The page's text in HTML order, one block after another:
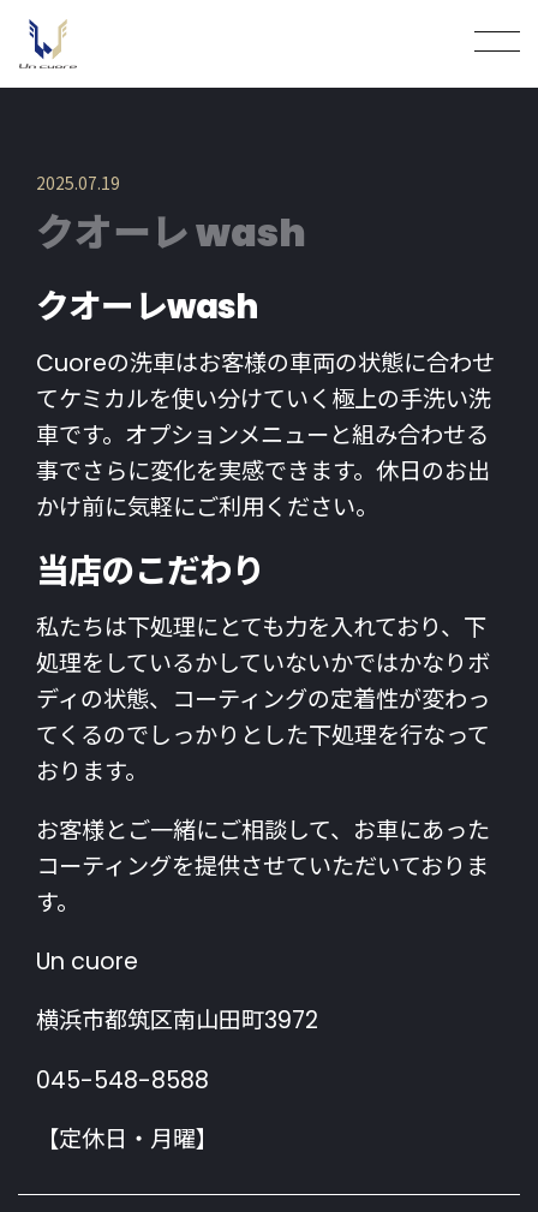
2025.07.19
クオーレ wash
クオーレwash
Cuoreの洗車はお客様の車両の状態に合わせ
てケミカルを使い分けていく極上の手洗い洗
車です。オプションメニューと組み合わせる
事でさらに変化を実感できます。休日のお出
かけ前に気軽にご利用ください。
当店のこだわり
私たちは下処理にとても力を入れており、下
処理をしているかしていないかではかなりボ
ディの状態、コーティングの定着性が変わっ
てくるのでしっかりとした下処理を行なって
おります。
お客様とご一緒にご相談して、お車にあった
コーティングを提供させていただいておりま
す。
Un cuore
横浜市都筑区南山田町3972
045-548-8588
【定休日・月曜】